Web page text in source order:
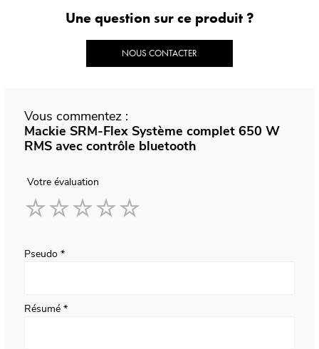
Une question sur ce produit ?
NOUS CONTACTER
Vous commentez :
Mackie SRM-Flex Système complet 650 W
RMS avec contrôle bluetooth
Votre évaluation
Pseudo
Résumé